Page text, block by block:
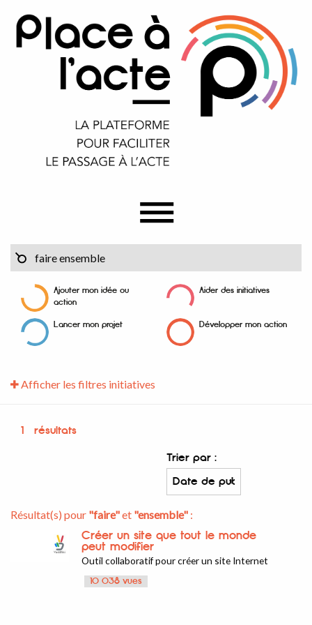
Ajouter mon idée ou
action
Aider des initiatives
Lancer mon projet Développer mon action
Afficher les filtres initiatives
1 résultats
Trier par :
Résultat(s) pour "faire"et "ensemble" :
Créer un site que tout le monde
peut modifier
Outil collaboratif pour créer un site Internet
10 038 vues